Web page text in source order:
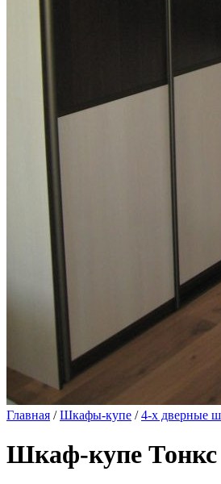
Главная /Шкафы-купе /4-х дверные
Шкаф-купе Тонкс